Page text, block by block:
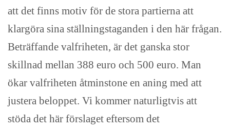
att det finns motiv för de stora partierna att
klargöra sina ställningstaganden i den här frågan.
Beträffande valfriheten, är det ganska stor
skillnad mellan 388 euro och 500 euro. Man
ökar valfriheten åtminstone en aning med att
justera beloppet. Vi kommer naturligtvis att
stöda det här förslaget eftersom det